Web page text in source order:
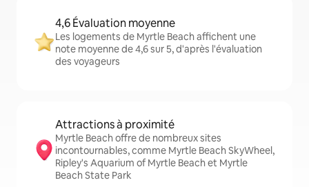
4,6 Évaluation moyenne
Les logements de Myrtle Beach affichent une
note moyenne de 4,6 sur 5, d'après l'évaluation
des voyageurs
Attractions à proximité
Myrtle Beach offre de nombreux sites
incontournables, comme Myrtle Beach SkyWheel,
Ripley's Aquarium of Myrtle Beach et Myrtle
Beach State Park